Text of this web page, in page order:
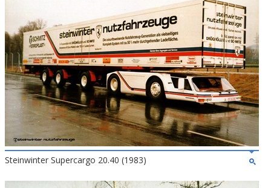
Steinwinter Supercargo 20.40 (1983)